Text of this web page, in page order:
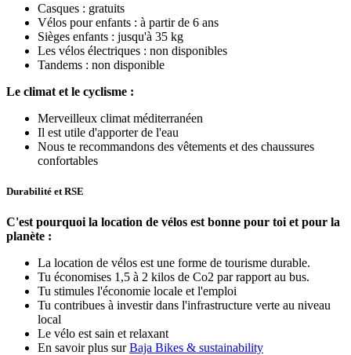
Casques : gratuits
Vélos pour enfants : à partir de 6 ans
Sièges enfants : jusqu'à 35 kg
Les vélos électriques : non disponibles
Tandems : non disponible
Le climat et le cyclisme :
Merveilleux climat méditerranéen
Il est utile d'apporter de l'eau
Nous te recommandons des vêtements et des chaussures
confortables
Durabilité et RSE
C'est pourquoi la location de vélos est bonne pour toi et pour la
planète :
La location de vélos est une forme de tourisme durable.
Tu économises 1,5 à 2 kilos de Co2 par rapport au bus.
Tu stimules l'économie locale et l'emploi
Tu contribues à investir dans l'infrastructure verte au niveau
local
Le vélo est sain et relaxant
En savoir plus surBaja Bikes & sustainability